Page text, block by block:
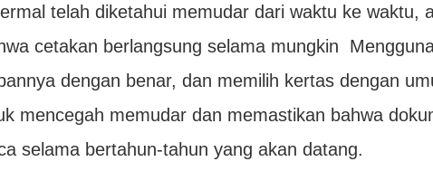
telah diketahui memudar dari waktu ke waktu,
cetakan berlangsung selama mungkin
dengan benar, dan memilih kertas dengan
mencegah memudar dan memastikan bahwa
selama bertahun-tahun yang akan datang.